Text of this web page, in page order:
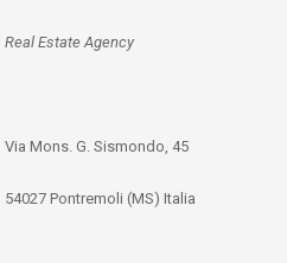
Real Estate Agency
Via Mons. G. Sismondo, 45
54027 Pontremoli (MS) Italia